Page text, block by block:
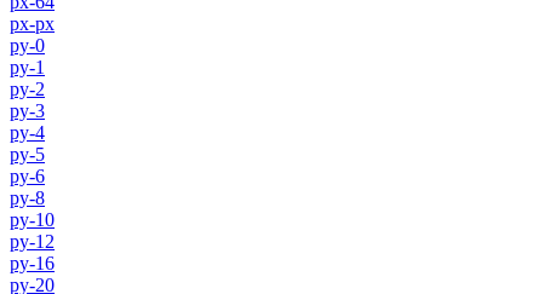
px-px
py-0
py-1
py-2
py-3
py-4
py-5
py-6
py-8
py-10
py-12
py-16
py-20